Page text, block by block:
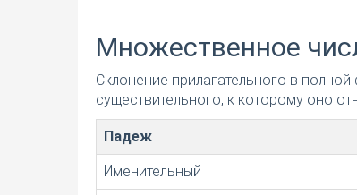
Множественное
Склонение прилагательного в
существительного, к которому оно
Падеж
Именительный